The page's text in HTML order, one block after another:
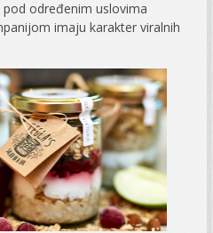
pod određenim uslovima
imaju karakter viralnih